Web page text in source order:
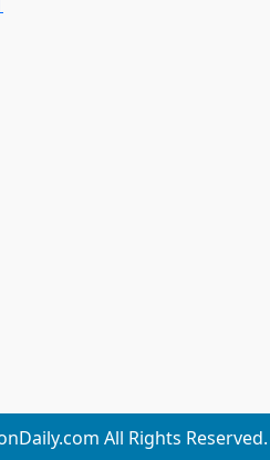
All Rights Reserved.